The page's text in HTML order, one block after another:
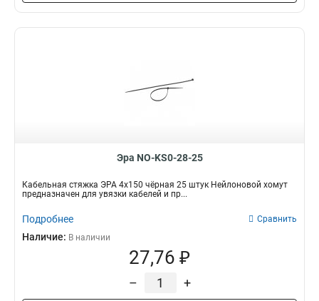
Эра NO-KS0-28-25
Кабельная стяжка ЭРА 4х150 чёрная 25 штук Нейлоновой хомут
предназначен для увязки кабелей и пр...
Подробнее Сравнить
Наличие: В наличии
27,76 ₽
– +